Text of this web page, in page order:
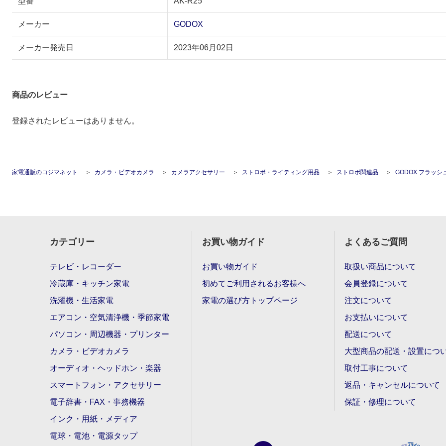
メーカー GODOX
メーカー発売日 2023年06月02日
商品のレビュー
登録されたレビューはありません。
家電通販のコジマネット カメラ・ビデオカメラ カメラアクセサリー ストロボ・ライティング用品 ストロボ関連品 GODOX フラッシュヘッドホ
カテゴリー
テレビ・レコーダー
冷蔵庫・キッチン家電
洗濯機・生活家電
エアコン・空気清浄機・季節家電
パソコン・周辺機器・プリンター
カメラ・ビデオカメラ
オーディオ・ヘッドホン・楽器
スマートフォン・アクセサリー
電子辞書・FAX・事務機器
インク・用紙・メディア
電球・電池・電源タップ
お買い物ガイド
お買い物ガイド
初めてご利用されるお客様へ
家電の選び方トップページ
よくあるご質問
取扱い商品について
会員登録について
注文について
お支払いについて
配送について
大型商品の配送・設置につ
取付工事について
返品・キャンセルについて
保証・修理について